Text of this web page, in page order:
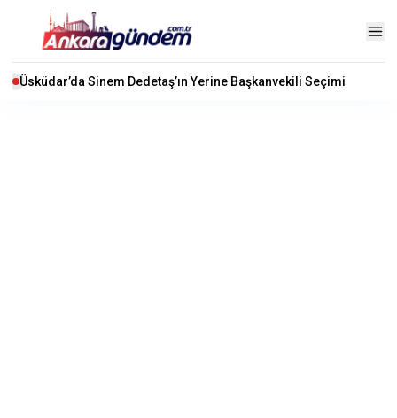
Üsküdar’da Sinem Dedetaş’ın Yerine Başkanvekili Seçimi